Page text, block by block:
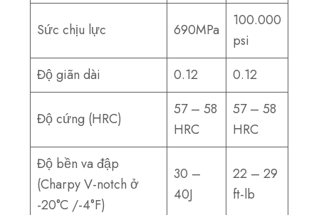
Sức chịu lực 690MPa
100.000
psi
Độ giãn dài
0.12 0.12
Độ cứng (HRC)
57 – 58
HRC
57 – 58
HRC
Độ bền va đập
(Charpy V-notch ở
-20°C /-4°F)
30 –
40J
22 – 29
ft-lb